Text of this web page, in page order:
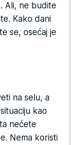
Ali, ne budite
Kako dani
se, osećaj je
na selu, a
kao
nećete
Nema koristi